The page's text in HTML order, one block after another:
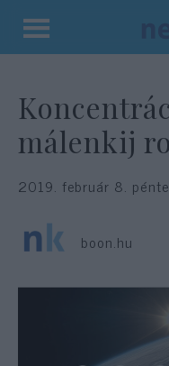
Kilépés
tartalomba
málenkij
2019. február 8.
boon.hu